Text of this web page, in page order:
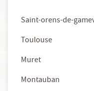
Saint-orens-de-
Toulouse
Muret
Montauban